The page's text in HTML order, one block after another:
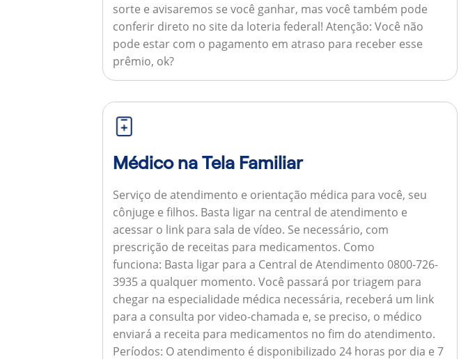
sorte e avisaremos se você ganhar, mas você também pode
conferir direto no site da loteria federal!Atenção: Você não
pode estar com o pagamento em atraso para receber esse
prêmio, ok?
Médico na Tela Familiar
Serviço de atendimento e orientação médica para você, seu
cônjuge e filhos. Basta ligar na central de atendimento e
acessar o link para sala de vídeo. Se necessário, com
prescrição de receitas para medicamentos. Como
funciona: Basta ligar para a Central de Atendimento 0800-726-
3935 a qualquer momento. Você passará por triagem para
chegar na especialidade médica necessária, receberá um link
para a consulta por video-chamada e, se preciso, o médico
enviará a receita para medicamentos no fim do atendimento.
Períodos: O atendimento é disponibilizado 24 horas por dia e 7